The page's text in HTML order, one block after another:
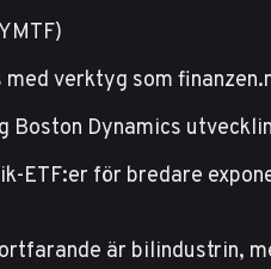
verktyg som
Boston Dynamics
ETF:er för bredare
är bilindustrin,